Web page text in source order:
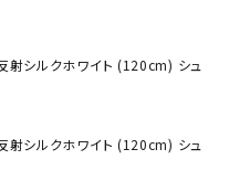
射シルクホワイト (120cm) シュ
射シルクホワイト (120cm) シュ